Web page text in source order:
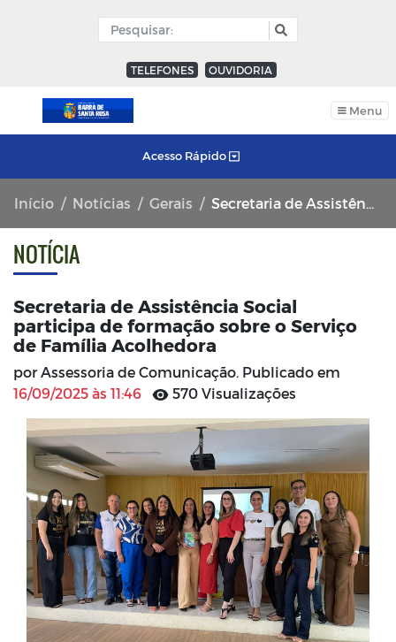
TELEFONES OUVIDORIA
Menu
Acesso Rápido
Início Notícias Gerais Secretaria de Assistência Social participa de formação sobre o Serviço de Família Acolhedora
NOTÍCIA
Secretaria de Assistência Social
participa de formação sobre o Serviço
de Família Acolhedora
por Assessoria de Comunicação. Publicado em
16/09/2025 às 11:46
570 Visualizações